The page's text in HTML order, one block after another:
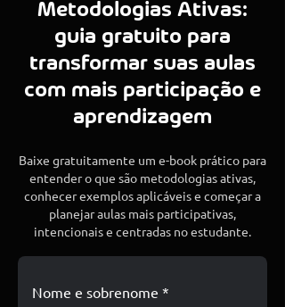
Metodologias Ativas:
guia gratuito para
transformar suas aulas
com mais participação e
aprendizagem
Baixe gratuitamente um e-book prático para
entender o que são metodologias ativas,
conhecer exemplos aplicáveis e começar a
planejar aulas mais participativas,
intencionais e centradas no estudante.
Nome e sobrenome